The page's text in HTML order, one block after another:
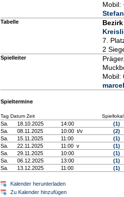
Mobil:
Tabelle
7.
2
Spielleiter
Mobil:
Spieltermine
Tag Datum Zeit Spiellokal
Sa. 18.10.2025 14:00
(1)
Sa.
08.11.2025 10:00 t/v
(2)
Sa.
15.11.2025 11:00
(1)
Sa.
22.11.2025 11:00 v
(1)
Sa.
29.11.2025 10:00
(1)
Sa.
06.12.2025 13:00
(1)
Sa.
13.12.2025 11:00 (1)
Kalender herunterladen
Zu Kalender hinzufügen